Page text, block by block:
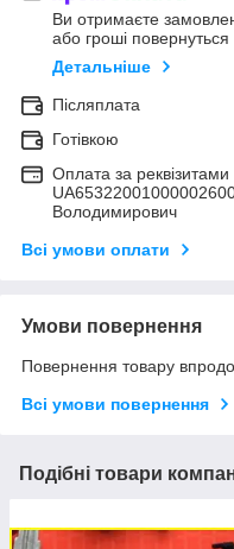
Ви отримаєте
або гроші
Детальніше
Післяплата
Готівкою
Оплата за реквізитами
Володимирович
Всі умови оплати
Умови повернення
Повернення товару
Всі умови повернення
Подібні товари